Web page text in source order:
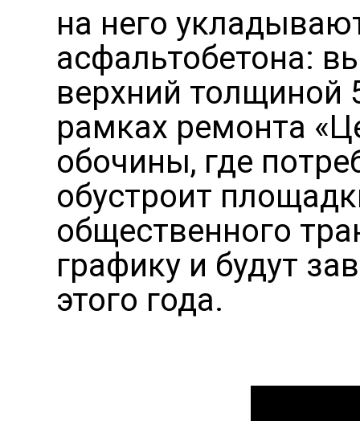
на него
асфальтобетона:
верхний толщиной
рамках ремонта
обочины, где
обустроит
общественного
графику и будут
этого года.